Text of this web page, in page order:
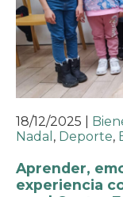
18/12/2025
Nadal , Deporte,
Aprender,
experiencia